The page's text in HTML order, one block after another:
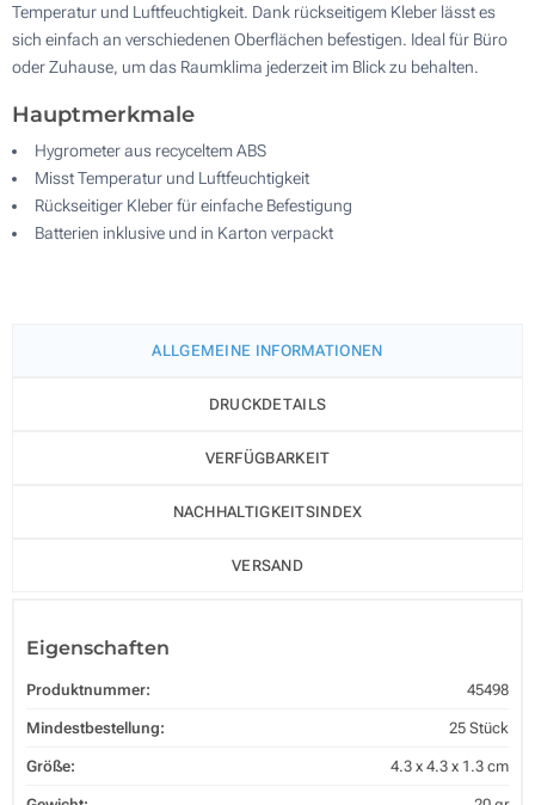
Temperatur und Luftfeuchtigkeit. Dank rückseitigem Kleber lässt es
sich einfach an verschiedenen Oberflächen befestigen. Ideal für Büro
oder Zuhause, um das Raumklima jederzeit im Blick zu behalten.
Hauptmerkmale
Hygrometer aus recyceltem ABS
Misst Temperatur und Luftfeuchtigkeit
Rückseitiger Kleber für einfache Befestigung
Batterien inklusive und in Karton verpackt
ALLGEMEINE INFORMATIONEN
DRUCKDETAILS
VERFÜGBARKEIT
NACHHALTIGKEITSINDEX
VERSAND
Eigenschaften
Produktnummer: 45498
Mindestbestellung: 25 Stück
Größe: 4.3 x 4.3 x 1.3 cm